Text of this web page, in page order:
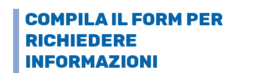
COMPILA IL FORM PER
RICHIEDERE
INFORMAZIONI